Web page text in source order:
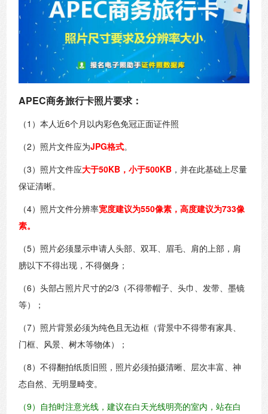
APEC商务旅行卡照片要求：
（1）本人近6个月以内彩色免冠正面证件照
（2）照片文件应为JPG格式。
（3）照片文件应大于50KB，小于500KB ，并在此基础上尽量
保证清晰。
（4）照片文件分辨率宽度建议为550像素，高度建议为733像
素。
（5）照片必须显示申请人头部、双耳、眉毛、肩的上部，肩
膀以下不得出现，不得侧身；
（6）头部占照片尺寸的2/3（不得带帽子、头巾、发带、墨镜
等）；
（7）照片背景必须为纯色且无边框（背景中不得带有家具、
门框、风景、树木等物体）；
（8）不得翻拍纸质旧照，照片必须拍摄清晰、层次丰富、神
态自然、无明显畸变。
（9）自拍时注意光线，建议在白天光线明亮的室内，站在白